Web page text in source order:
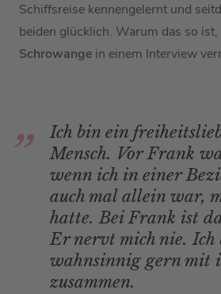
Schiffsreise kennengelernt und
beiden glücklich. Warum das so ist,
Schrowange in einem Interview
Ich bin ein
Mensch. Vor Frank
wenn ich in einer
auch mal allein war,
hatte. Bei Frank ist
Er nervt mich nie. Ich
wahnsinnig gern mit
zusammen.